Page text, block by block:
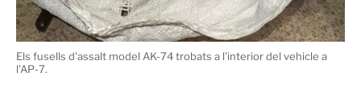
Els fusells d'assalt model AK-74 trobats a l'interior del vehicle a
l'AP-7.